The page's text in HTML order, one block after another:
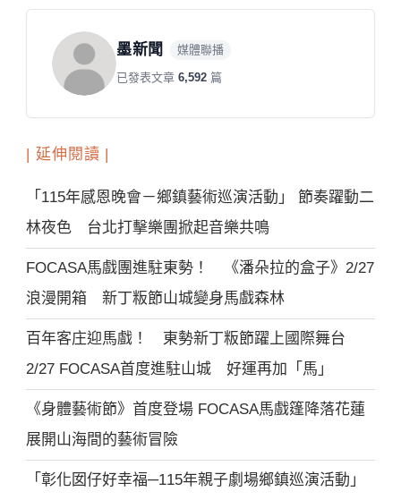
墨新聞 媒體聯播
已發表文章6,592 篇
| 延伸閱讀 |
「115年感恩晚會－鄉鎮藝術巡演活動」 節奏躍動二
林夜色 台北打擊樂團掀起音樂共鳴
FOCASA馬戲團進駐東勢！ 《潘朵拉的盒子》2/27
浪漫開箱 新丁粄節山城變身馬戲森林
百年客庄迎馬戲！ 東勢新丁粄節躍上國際舞台
2/27 FOCASA首度進駐山城 好運再加「馬」
《身體藝術節》首度登場 FOCASA馬戲篷降落花蓮
展開山海間的藝術冒險
「彰化囡仔好幸福─115年親子劇場鄉鎮巡演活動」